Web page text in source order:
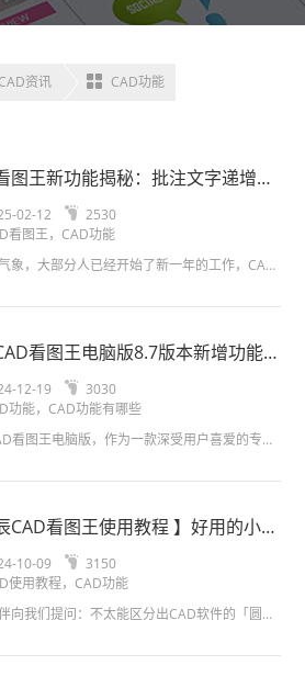
CAD资讯 CAD功能
图王新功能揭秘：批注文字递增超
02-12
2530
看图王，CAD功能
新年新气象，大部分人已经开始了新一年的工作，CAD看图王在最近也更新了版本，新增了一些功能，下面为大家介绍批注文字递增功能，希望可以助力大家的工作。批注文字支持递增 CAD的文字可以直接使用工具里面的...
看图王电脑版8.7版本新增功能
12-19
3030
功能，CAD功能有哪些
浩辰CAD看图王电脑版，作为一款深受用户喜爱的专业CAD图纸浏览与编辑工具，始终致力于为用户带来更为流畅、高效与便捷的使用体验。在此次更新的8.7版本中，浩辰CAD看图王电脑版再度迎来了全面的升级与优...
CAD看图王使用教程 】好用的小功
)
10-09
3150
使用教程，CAD功能
有小伙伴向我们提问：不太能区分出CAD软件的「圆角」和「倒角」功能有什么区别，以及适用什么场景？所以为了满足大家的需求，今天小编借此机会给大家讲解CAD中几个平时不常提及但好用的功能：圆角功能、倒角功...